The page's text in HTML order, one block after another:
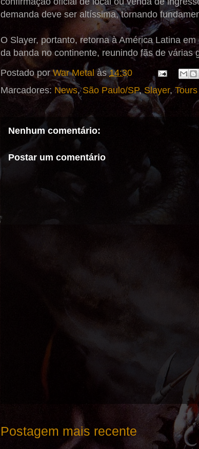
demanda deve ser altíssima, tornando
O Slayer, portanto, retorna à América Latina
da banda no continente, reunindo fãs de várias
Postado porWar Metal às14:30
Marcadores: News,São Paulo/SP,Slayer,
Nenhum comentário:
Postar um comentário
Postagem mais recente